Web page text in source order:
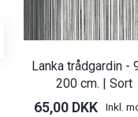
Lanka trådgardin -
200 cm. | Sort
65,00 DKK Inkl.